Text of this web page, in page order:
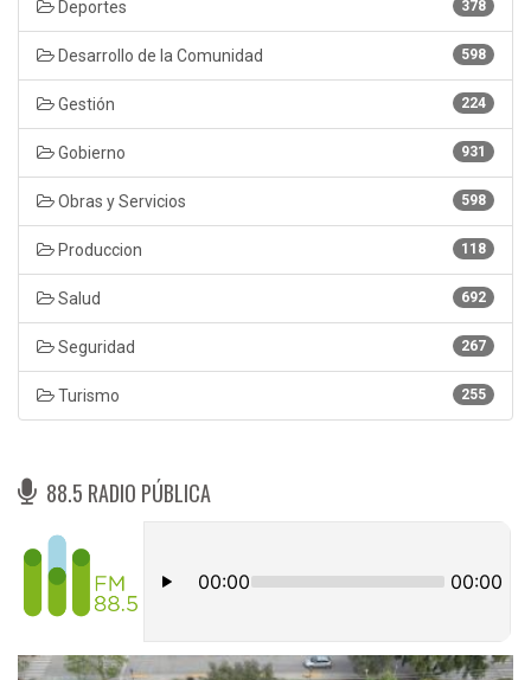
378
Deportes
598
Desarrollo de la Comunidad
224
Gestión
931
Gobierno
598
Obras y Servicios
118
Produccion
692
Salud
267
Seguridad
255
Turismo
88.5 RADIO PÚBLICA